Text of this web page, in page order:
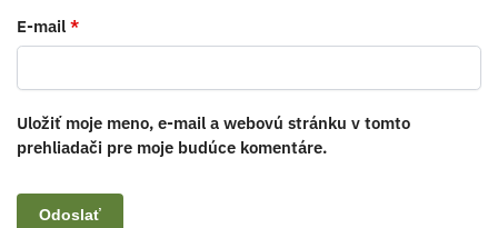
E-mail *
Uložiť moje meno, e-mail a webovú stránku v tomto
prehliadači pre moje budúce komentáre.